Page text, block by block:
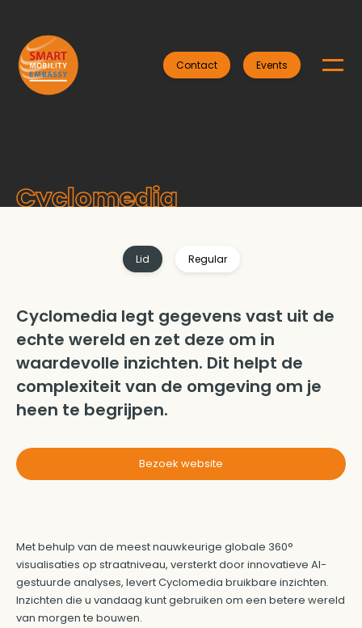
Contact Events
Cyclomedia
Lid Regular
Cyclomedia legt gegevens vast uit de
echte wereld en zet deze om in
waardevolle inzichten. Dit helpt de
complexiteit van de omgeving om je
heen te begrijpen.
Bezoek website
Met behulp van de meest nauwkeurige globale 360°
visualisaties op straatniveau, versterkt door innovatieve AI-
gestuurde analyses, levert Cyclomedia bruikbare inzichten.
Inzichten die u vandaag kunt gebruiken om een betere wereld
van morgen te bouwen.